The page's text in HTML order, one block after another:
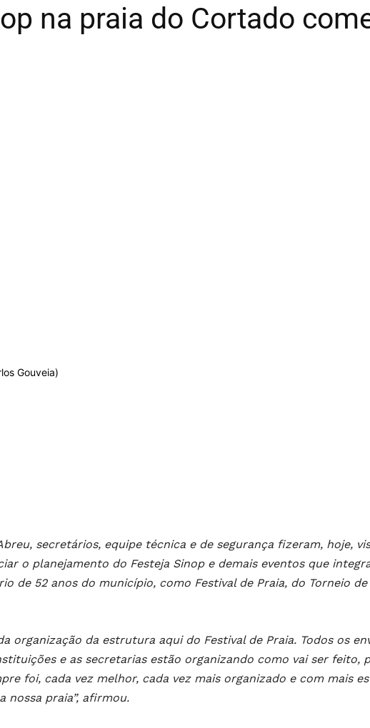
na praia do Cortado
Gouveia)
secretários, equipe técnica e de segurança fizeram, hoje,
o planejamento do Festeja Sinop e demais eventos que
de 52 anos do município, como Festival de Praia, do Torneio de
organização da estrutura aqui do Festival de Praia. Todos os
e as secretarias estão organizando como vai ser feito,
foi, cada vez melhor, cada vez mais organizado e com mais
nossa praia”, afirmou.